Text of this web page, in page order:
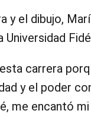
y el dibujo,
Universidad
carrera
y el poder
me encantó